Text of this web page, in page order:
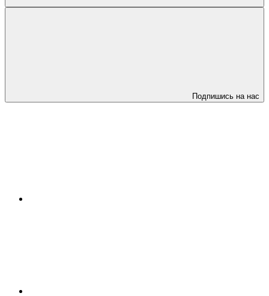
Подпишись на нас